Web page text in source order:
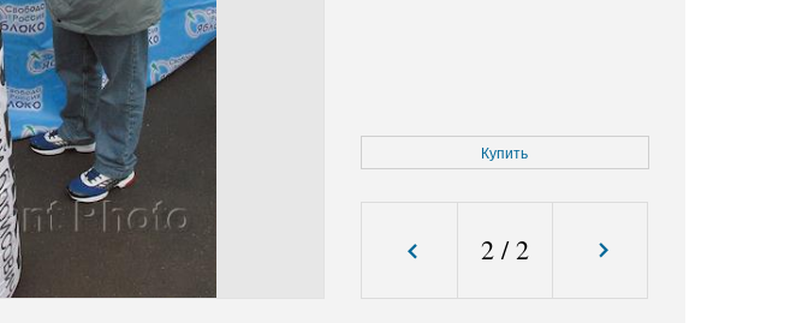
Купить
2/2